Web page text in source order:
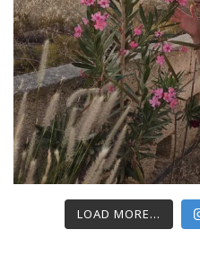
LOAD MORE...